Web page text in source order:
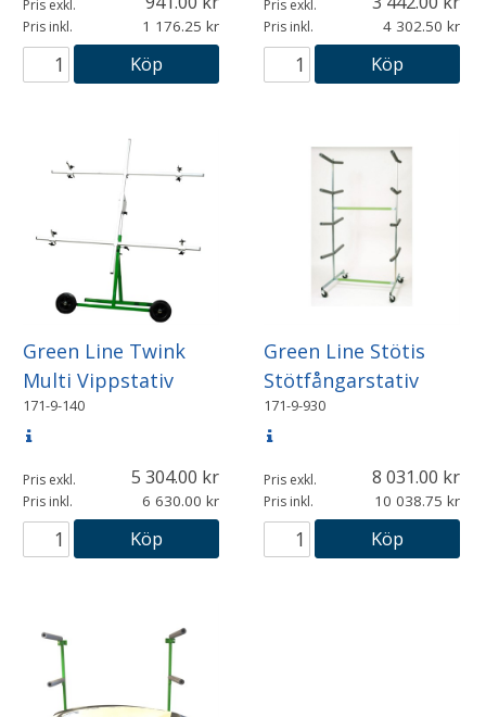
Pris exkl.
Pris inkl. 1 176.25
Köp
Pris exkl.
Pris inkl. 4 302.50
Köp
Green Line Twink
Multi Vippstativ
171-9-140
Pris exkl. 5 304.00
Pris inkl. 6 630.00
Köp
Green Line Stötis
Stötfångarstativ
171-9-930
Pris exkl. 8 031.00
Pris inkl. 10 038.75
Köp